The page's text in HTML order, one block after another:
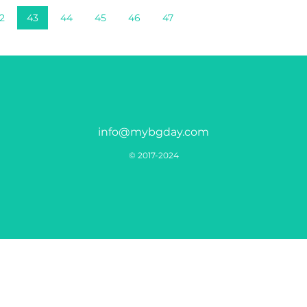
43 44 45 46 47
info@mybgday.com
© 2017-2024